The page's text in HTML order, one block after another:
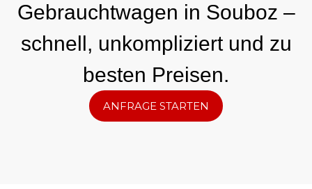
Gebrauchtwagen in Souboz –
schnell, unkompliziert und zu
besten Preisen.
ANFRAGE STARTEN